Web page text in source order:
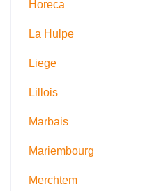
Horeca
La Hulpe
Liege
Lillois
Marbais
Mariembourg
Merchtem